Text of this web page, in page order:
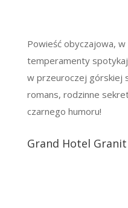
Powieść obyczajowa,
temperamenty
w przeuroczej górskiej
romans, rodzinne
czarnego humoru!
Grand Hotel Granit